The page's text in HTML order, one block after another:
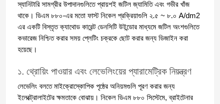
স্যানিটারি সামগ্রীর উপাদানগুলিতে প্রায়শই জটিল জ্যামিতি এবং গভীর খাঁজ
থাকে। ডিএম ৮৮০-এর মতো ফাস্ট নিকেল প্রক্রিয়াগুলি ২.৫ ~ ৮.০ A/dm2
এর একটি বিস্তৃত ক্যাথোড কারেন্ট ডেনসিটি উইন্ডোর মাধ্যমে জটিল অংশগুলিতে
কভারেজ নিশ্চিত করার সময় প্লেটিং চক্রকে ছোট করার জন্য ডিজাইন করা
হয়েছে।
১. থ্রোয়িং পাওয়ার এবং লেভেলিংয়ের প্যারামেট্রিক নিয়ন্ত্রণ
লেভেলিং বলতে মাইক্রোস্কোপিক পৃষ্ঠের অনিয়মগুলি পূরণ করার জন্য
ইলেক্ট্রোলাইটের ক্ষমতাকে বোঝায়। নিকেল ডিএম ৮৮০ সিস্টেমে, ব্রাইটেনার